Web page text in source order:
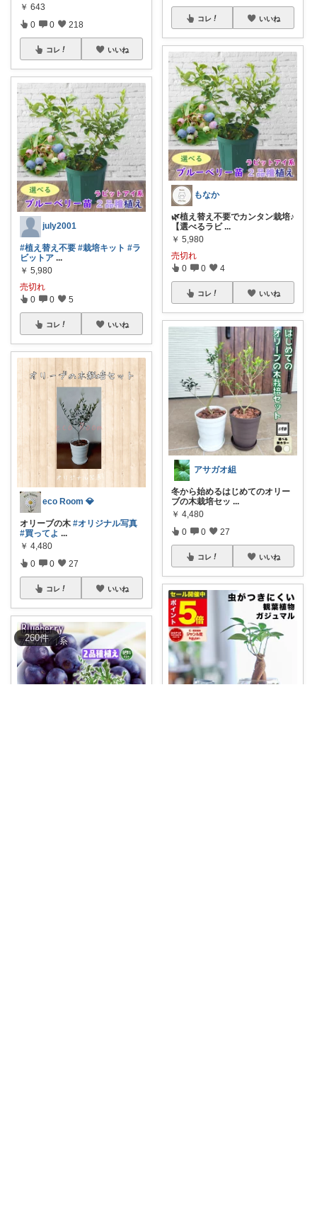
260件
￥ 643
0 0 218
コレ いいね
july2001
#植え替え不要 #栽培キット #ラ
ビットア ...
￥ 5,980
売切れ
0 0 5
コレ いいね
eco Room 💎
オリーブの木 #オリジナル写真
#買ってよ ...
￥ 4,480
0 0 27
コレ いいね
コレ いいね
もなか
🌿植え替え不要でカンタン栽培♪
【選べるラビ ...
￥ 5,980
売切れ
0 0 4
コレ いいね
アサガオ組
冬から始めるはじめてのオリー
ブの木栽培セッ ...
￥ 4,480
0 0 27
コレ いいね